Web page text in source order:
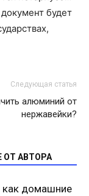
будет
Следующая статья
алюминий от
нержавейки?
ОТ АВТОРА
как домашние